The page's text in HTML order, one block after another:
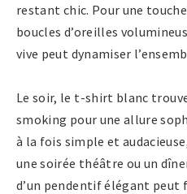
restant chic. Pour une
boucles d’oreilles
vive peut dynamiser
Le soir, le t-shirt blanc
smoking pour une allure
à la fois simple et
une soirée théâtre ou un
d’un pendentif élégant peut